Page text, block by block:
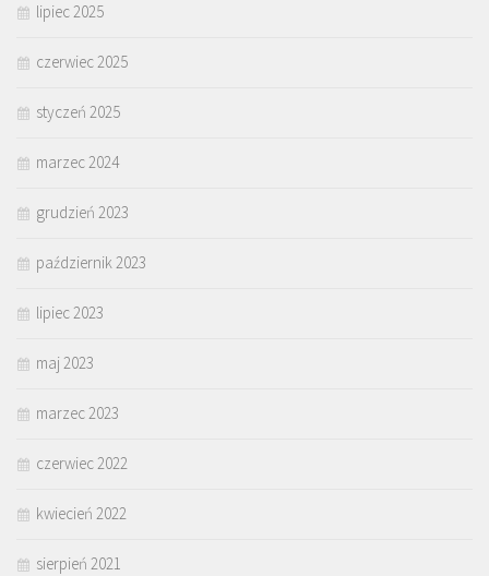
lipiec 2025
czerwiec 2025
styczeń 2025
marzec 2024
grudzień 2023
październik 2023
lipiec 2023
maj 2023
marzec 2023
czerwiec 2022
kwiecień 2022
sierpień 2021